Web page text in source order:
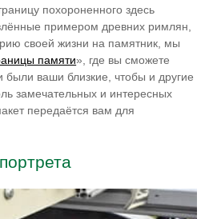
похороненного здесь
примером древних римлян,
своей жизни на памятник, мы
памяти», где вы сможете
были ваши близкие, чтобы и другие
замечательных и интересных
передаётся вам для